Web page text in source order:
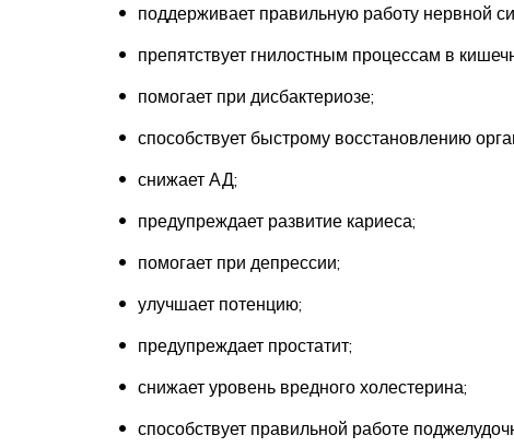
поддерживает правильную работу нервной
препятствует гнилостным процессам в
помогает при дисбактериозе;
способствует быстрому восстановлению
снижает АД;
предупреждает развитие кариеса;
помогает при депрессии;
улучшает потенцию;
предупреждает простатит;
снижает уровень вредного холестерина;
способствует правильной работе